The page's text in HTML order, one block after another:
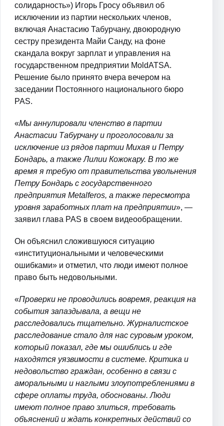
солидарность») Игорь Гросу объявил об
исключении из партии нескольких членов,
включая Анастасию Табурчану, двоюродную
сестру президента Майи Санду, на фоне
скандала вокруг зарплат и управления на
государственном предприятии MoldATSA.
Решение было принято вчера вечером на
заседании Постоянного национального бюро
PAS.
«Мы аннулировали членство в партии
Анастасии Табурчану и проголосовали за
исключение из рядов партии Михая и Петру
Бондарь, а также Лилии Кожокару. В то же
время я требую от правительства увольнения
Петру Бондарь с государственного
предприятия Metalferos, а также пересмотра
уровня заработных плат на предприятии», —
заявил глава PAS в своем видеообращении.
Он объяснил сложившуюся ситуацию
«институциональными и человеческими
ошибками» и отметил, что люди имеют полное
право быть недовольными.
«Проверки не проводились вовремя, реакция на
события запаздывала, а вещи не
расследовались тщательно. Журналистское
расследование стало для нас суровым уроком,
который показал, где мы ошиблись и где
находятся уязвимости в системе. Критика и
недовольство граждан, особенно в связи с
аморальными и наглыми злоупотреблениями в
сфере оплаты труда, обоснованы. Люди
имеют полное право злиться, требовать
объяснений и ждать конкретных действий со